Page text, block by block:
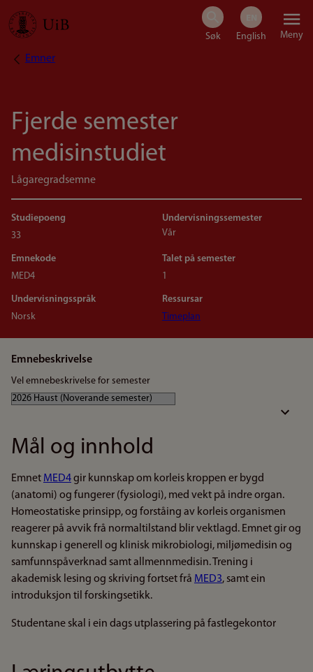
Hopp
Meny
Navigasjonssti
Emner
Fjerde semester
medisinstudiet
Lågaregradsemne
Studiepoeng
33
Undervisningssemester
Vår
Emnekode
MED4
Talet på semester
1
Undervisningsspråk
Norsk
Ressursar
Timeplan
Emnebeskrivelse
Vel emnebeskrivelse for semester
Mål og innhold
Emnet MED4gir kunnskap om korleis kroppen er bygd
(anatomi) og fungerer (fysiologi), med vekt på indre organ.
Homeostatiske prinsipp, og forståing av korleis organismen
reagerer på avvik frå normaltilstand blir vektlagd. Emnet gir og
kunnskap i generell og klinisk mikrobiologi, miljømedisin og
samfunnspåverknad samt allmennmedisin. Trening i
akademisk lesing og skriving fortset frå MED3, samt ein
introduksjon til forskingsetikk.
Studentane skal i ein dags utplassering på fastlegekontor